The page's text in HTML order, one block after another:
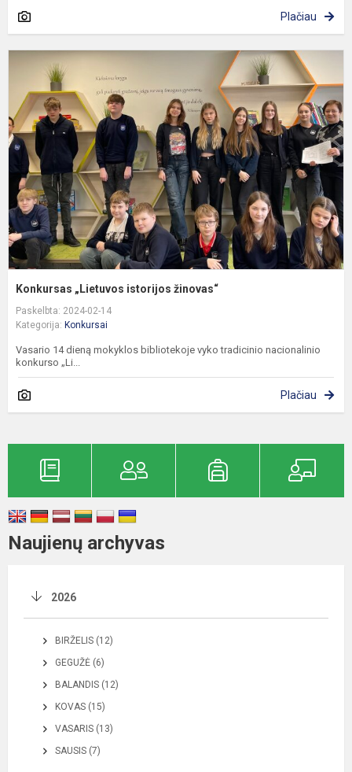
Plačiau
Konkursas „Lietuvos istorijos žinovas“
Paskelbta: 2024-02-14
Kategorija: Konkursai
Vasario 14 dieną mokyklos bibliotekoje vyko tradicinio nacionalinio
konkurso „Li...
Plačiau
Naujienų archyvas
2026
BIRŽELIS (12)
GEGUŽĖ (6)
BALANDIS (12)
KOVAS (15)
VASARIS (13)
SAUSIS (7)